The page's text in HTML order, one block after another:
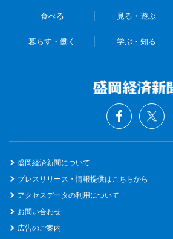
食べる 見る・遊ぶ
暮らす・働く 学ぶ・知る
盛岡経済新聞について
プレスリリース・情報提供はこちらから
アクセスデータの利用について
お問い合わせ
広告のご案内